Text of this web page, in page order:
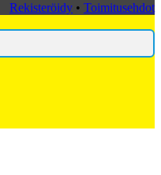
Rekisteröidy • Toimitusehdot